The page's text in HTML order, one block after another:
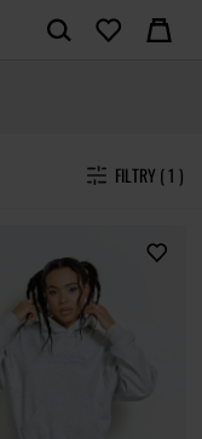
FILTRY ( 1 )